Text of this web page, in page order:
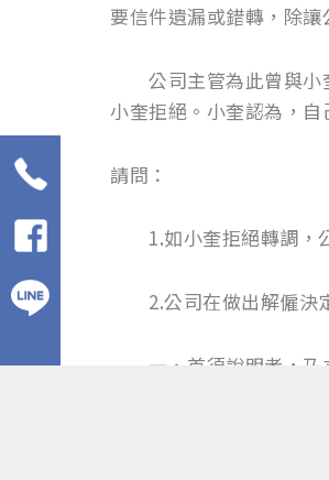
要信件遺漏或錯轉，除
公司主管為此曾與小
小奎拒絕。小奎認為，
請問：
1.如小奎拒絕轉調，
2.公司在做出解僱決
一、首須說明者，乃